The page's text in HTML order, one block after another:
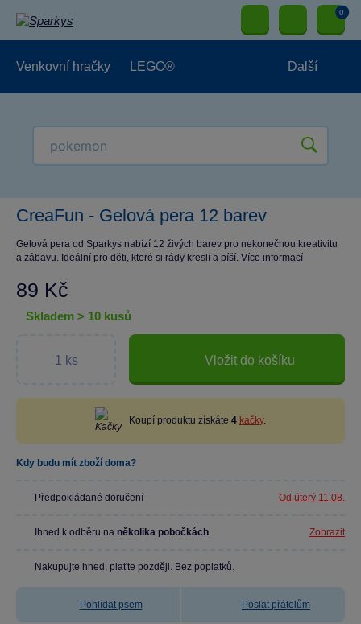
0
Venkovní hračky LEGO® Další
CreaFun - Gelová pera 12 barev
Gelová pera od Sparkys nabízí 12 živých barev pro nekonečnou kreativitu
a zábavu. Ideální pro děti, které si rády kreslí a píší. Více informací
89 Kč
skladem > 10 kusů
Vložit do košíku
Koupí produktu získáte 4 kačky.
Kdy budu mít zboží doma?
Předpokládané doručení Od úterý 11.08.
Ihned k odběru na několika pobočkách Zobrazit
Nakupujte hned, plaťte později. Bez poplatků.
Pohlídat psem Poslat přátelům